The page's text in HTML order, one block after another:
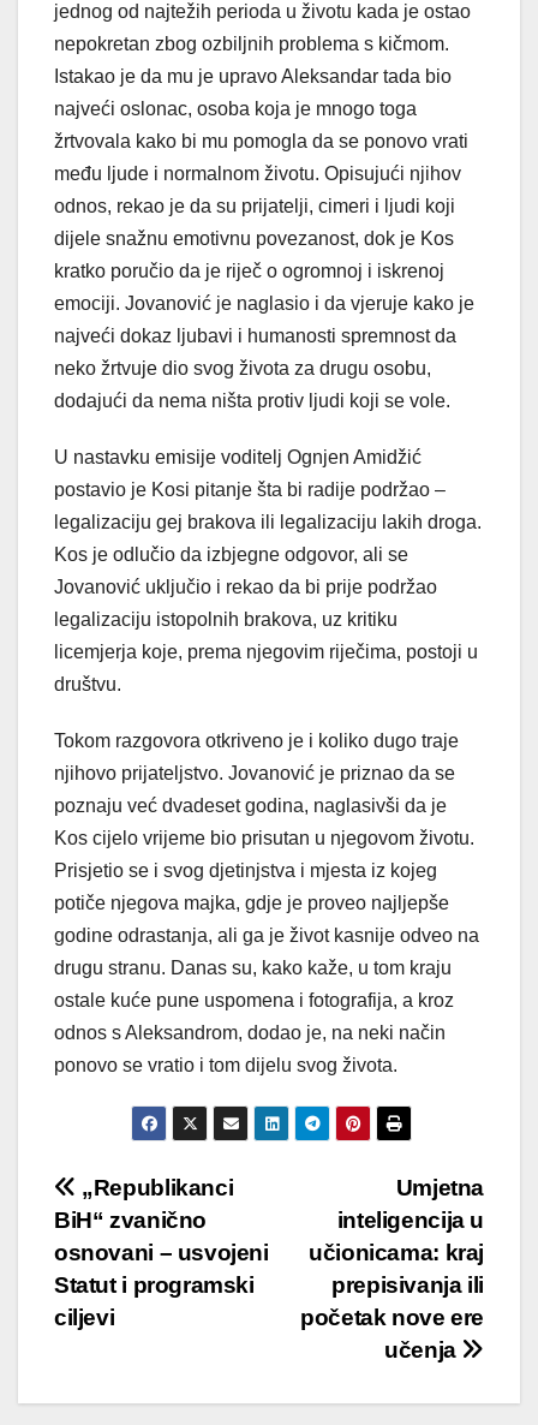
jednog od najtežih perioda u životu kada je ostao
nepokretan zbog ozbiljnih problema s kičmom.
Istakao je da mu je upravo Aleksandar tada bio
najveći oslonac, osoba koja je mnogo toga
žrtvovala kako bi mu pomogla da se ponovo vrati
među ljude i normalnom životu. Opisujući njihov
odnos, rekao je da su prijatelji, cimeri i ljudi koji
dijele snažnu emotivnu povezanost, dok je Kos
kratko poručio da je riječ o ogromnoj i iskrenoj
emociji. Jovanović je naglasio i da vjeruje kako je
najveći dokaz ljubavi i humanosti spremnost da
neko žrtvuje dio svog života za drugu osobu,
dodajući da nema ništa protiv ljudi koji se vole.
U nastavku emisije voditelj Ognjen Amidžić
postavio je Kosi pitanje šta bi radije podržao –
legalizaciju gej brakova ili legalizaciju lakih droga.
Kos je odlučio da izbjegne odgovor, ali se
Jovanović uključio i rekao da bi prije podržao
legalizaciju istopolnih brakova, uz kritiku
licemjerja koje, prema njegovim riječima, postoji u
društvu.
Tokom razgovora otkriveno je i koliko dugo traje
njihovo prijateljstvo. Jovanović je priznao da se
poznaju već dvadeset godina, naglasivši da je
Kos cijelo vrijeme bio prisutan u njegovom životu.
Prisjetio se i svog djetinjstva i mjesta iz kojeg
potiče njegova majka, gdje je proveo najljepše
godine odrastanja, ali ga je život kasnije odveo na
drugu stranu. Danas su, kako kaže, u tom kraju
ostale kuće pune uspomena i fotografija, a kroz
odnos s Aleksandrom, dodao je, na neki način
ponovo se vratio i tom dijelu svog života.
Post
navigation
Umjetna
inteligencija u
učionicama: kraj
prepisivanja ili
početak nove ere
učenja
„Republikanci
BiH“ zvanično
osnovani – usvojeni
Statut i programski
ciljevi